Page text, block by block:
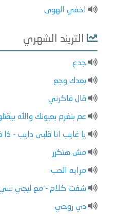
اخفي الهوى
التريند الشهري
جدع
بعدك وجع
قال فاكرني
عم بنغرم بعيونك والله
يا غايب انا قلبى دايب - ذا
مش هتكرر
مرايه الحب
شفت كلام - مع ليجي
دي روحي